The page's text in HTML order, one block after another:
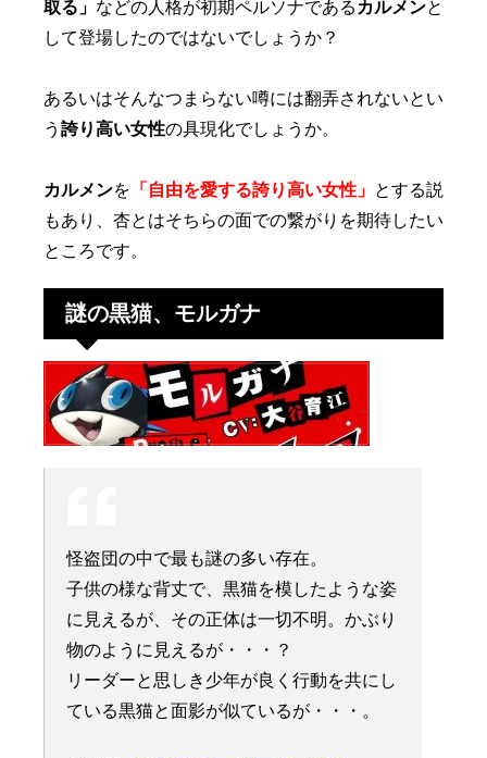
取る」 などの人格が初期ペルソナである カルメンと
して登場したのではないでしょうか？
あるいはそんなつまらない噂には翻弄されないとい
う 誇り高い女性の具現化でしょうか。
カルメンを 「自由を愛する誇り高い女性」 とする説
もあり、杏とはそちらの面での繋がりを期待したい
ところです。
謎の黒猫、モルガナ
怪盗団の中で最も謎の多い存在。
子供の様な背丈で、黒猫を模したような姿
に見えるが、その正体は一切不明。かぶり
物のように見えるが・・・？
リーダーと思しき少年が良く行動を共にし
ている黒猫と面影が似ているが・・・。